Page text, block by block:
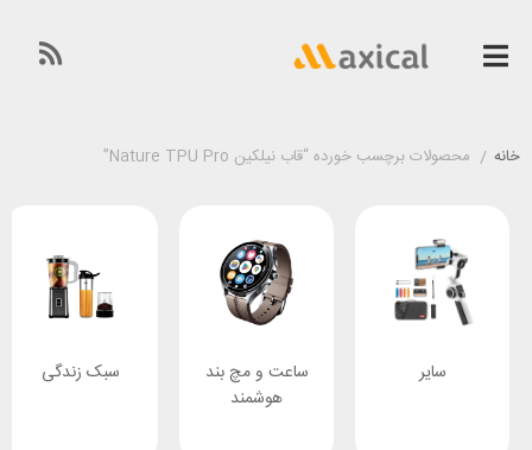
خانه / محصولات برچسب خورده “قاب نیلکین Nature TPU Pro”
سایر
ساعت و مچ بند
هوشمند
سبک زندگی